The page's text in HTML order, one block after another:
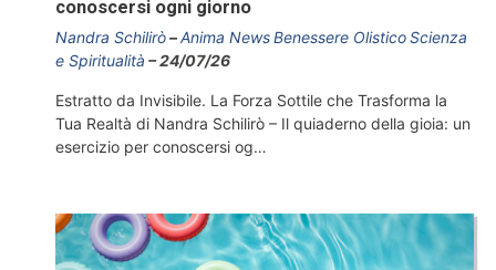
conoscersi ogni giorno
Nandra Schilirò Anima NewsBenessere OlisticoScienza
e Spiritualità
24/07/26
Estratto da Invisibile. La Forza Sottile che Trasforma la
Tua Realtà di Nandra Schilirò – Il quiaderno della gioia: un
esercizio per conoscersi og…